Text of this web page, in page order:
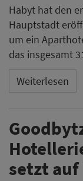
Habyt hat den
Hauptstadt
um ein
das insgesamt
Weiterlesen
setzt